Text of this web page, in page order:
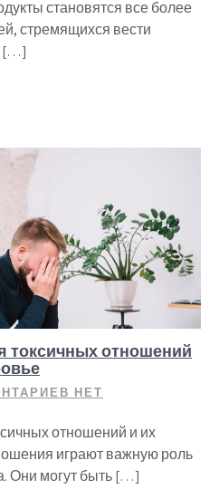
становятся все более
стремящихся вести
[…]
токсичных отношений
НЕТ
отношений и их
играют важную роль
Они могут быть […]